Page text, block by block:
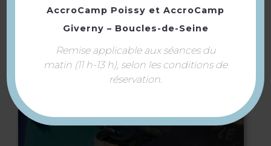
Musée de la Batellerie et
des voies navigables
AccroCamp Poissy et AccroCamp
Giverny – Boucles-de-Seine
Remise applicable aux séances du
matin (11 h-13 h), selon les conditions de
réservation.